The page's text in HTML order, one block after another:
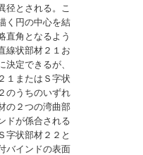
径とされる。こ
く円の中心を結
直角となるよう
線状部材２１お
定できるが、
１またはＳ字状
のうちのいずれ
の２つの湾曲部
ドが係合される
字状部材２２と
バインドの表面